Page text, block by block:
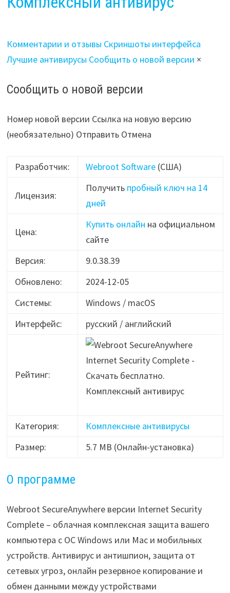
Комментарии и отзывы Скриншоты интерфейса
Лучшие антивирусы Сообщить о новой версии ×
Сообщить о новой версии
Номер новой версии Ссылка на новую версию
(необязательно) Отправить Отмена
Разработчик: Webroot Software(США)
Лицензия:
Получить пробный ключ на 14
дней
Цена:
Купить онлайн на официальном
сайте
Версия:
9.0.38.39
Обновлено:
2024-12-05
Системы:
Windows / macOS
Интерфейс:
русский / английский
Рейтинг:
Категория:
Комплексные антивирусы
Размер:
5.7 MB (Онлайн-установка)
О программе
Webroot SecureAnywhere версии Internet Security
Complete – облачная комплексная защита вашего
компьютера с ОС Windows или Mac и мобильных
устройств. Антивирус и антишпион, защита от
сетевых угроз, онлайн резервное копирование и
обмен данными между устройствами